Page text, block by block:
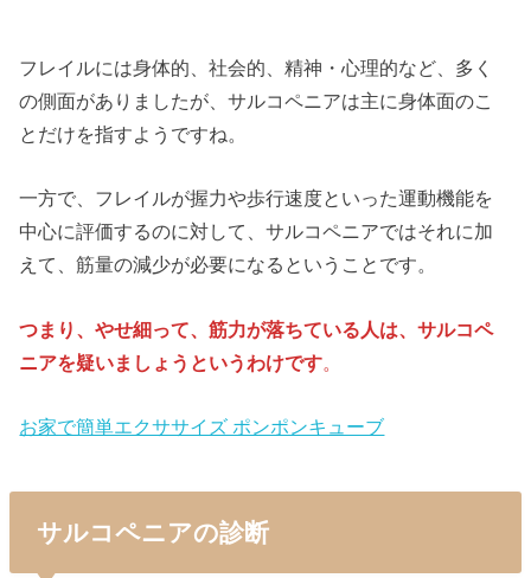
フレイルには身体的、社会的、精神・心理的など、多く
の側面がありましたが、サルコペニアは主に身体面のこ
とだけを指すようですね。
一方で、フレイルが握力や歩行速度といった運動機能を
中心に評価するのに対して、サルコペニアではそれに加
えて、筋量の減少が必要になるということです。
つまり、やせ細って、筋力が落ちている人は、サルコペ
ニアを疑いましょうというわけです。
お家で簡単エクササイズ ポンポンキューブ
サルコペニアの診断